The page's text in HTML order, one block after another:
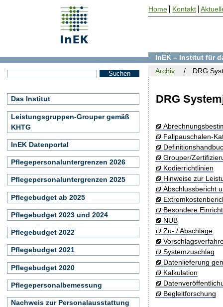
DRG
Fallpauschalen-
Grouper/
Kodierrichtlinien
Hinweise zur
Abschlussbericht
Besondere
NUB
Zu- / Abschläge
Systemzuschlag
Datenlieferung
Kalkulation
Begleitforschung
InEK – Institut für
Archiv
DRG
Das Institut
Leistungsgruppen-Grouper gemäß
KHTG
InEK Datenportal
Pflegepersonaluntergrenzen 2026
Pflegepersonaluntergrenzen 2025
Pflegebudget ab 2025
Pflegebudget 2023 und 2024
Pflegebudget 2022
Pflegebudget 2021
Pflegebudget 2020
Pflegepersonalbemessung
Nachweis zur Personalausstattung
Home Kontakt